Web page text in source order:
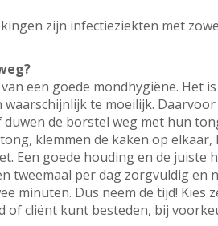
zijn infectieziekten met
een goede mondhygiëne. Het
te moeilijk.
de borstel weg met hun
klemmen de kaken op
Een goede houding en de
tweemaal per dag zorgvuldig
minuten. Dus neem de tijd! Kies
cliënt kunt besteden, bij